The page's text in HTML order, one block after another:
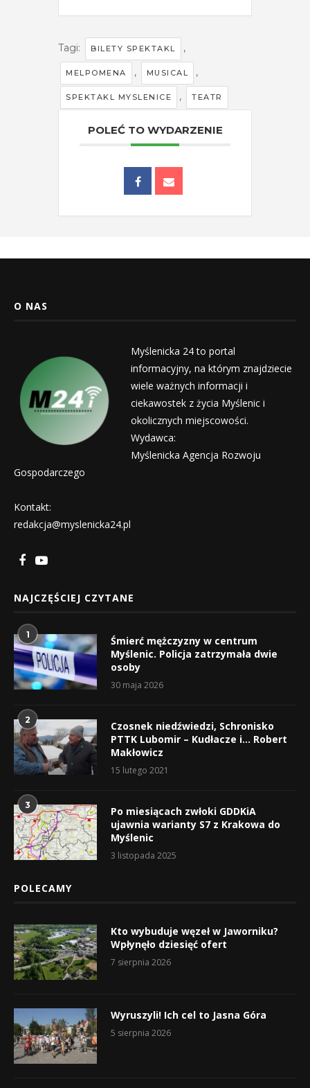
Tagi: BILETY SPEKTAKL ,
MELPOMENA , MUSICAL ,
SPEKTAKL MYSLENICE , TEATR
POLEĆ TO WYDARZENIE
O NAS
Myślenicka 24 to portal
informacyjny, na którym znajdziecie
wiele ważnych informacji i
ciekawostek z życia Myślenic i
okolicznych miejscowości.
Wydawca:
Myślenicka Agencja Rozwoju
Gospodarczego
Kontakt:
redakcja@myslenicka24.pl
NAJCZĘŚCIEJ CZYTANE
1
Śmierć mężczyzny w centrum
Myślenic. Policja zatrzymała dwie
osoby
30 maja 2026
2
Czosnek niedźwiedzi, Schronisko
PTTK Lubomir – Kudłacze i… Robert
Makłowicz
15 lutego 2021
3
Po miesiącach zwłoki GDDKiA
ujawnia warianty S7 z Krakowa do
Myślenic
3 listopada 2025
POLECAMY
Kto wybuduje węzeł w Jaworniku?
Wpłynęło dziesięć ofert
7 sierpnia 2026
Wyruszyli! Ich cel to Jasna Góra
5 sierpnia 2026